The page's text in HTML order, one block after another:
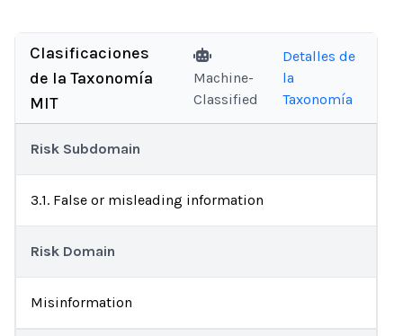
Clasificaciones
de la Taxonomía
MIT
Machine-
Classified
Detalles de
la
Taxonomía
Risk Subdomain
3.1. False or misleading information
Risk Domain
Misinformation